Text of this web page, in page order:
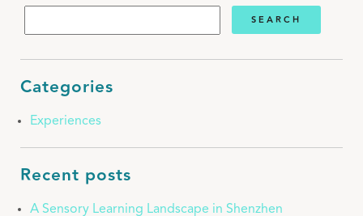
Categories
Experiences
Recent posts
A Sensory Learning Landscape in Shenzhen